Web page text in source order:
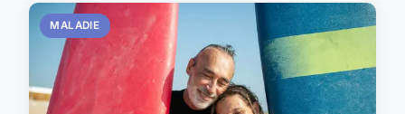
MALADIE